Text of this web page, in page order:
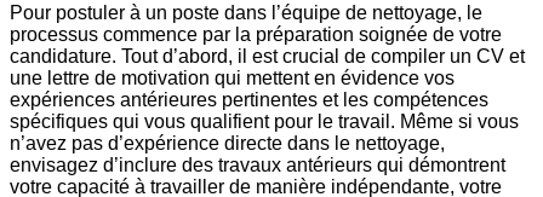
Pour postuler à un poste dans l’équipe de nettoyage, le
processus commence par la préparation soignée de votre
candidature. Tout d’abord, il est crucial de compiler un CV et
une lettre de motivation qui mettent en évidence vos
expériences antérieures pertinentes et les compétences
spécifiques qui vous qualifient pour le travail. Même si vous
n’avez pas d’expérience directe dans le nettoyage,
envisagez d’inclure des travaux antérieurs qui démontrent
votre capacité à travailler de manière indépendante, votre